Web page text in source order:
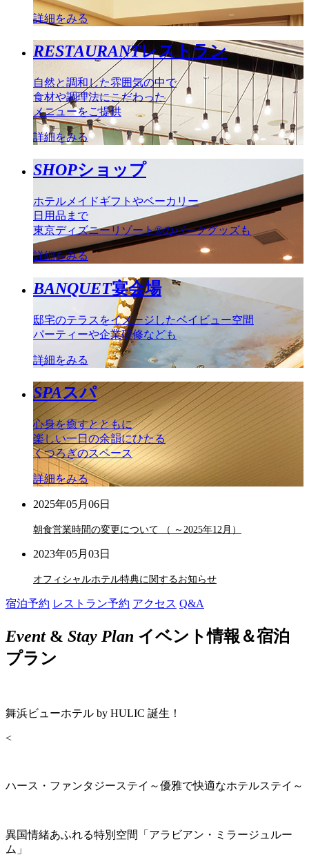
詳細をみる
RESTAURANTレストラン
自然と調和した雰囲気の中で
食材や調理法にこだわった
メニューをご提供
詳細をみる
SHOPショップ
ホテルメイドギフトやベーカリー
日用品まで
東京ディズニーリゾート®のパークグッズも
詳細をみる
BANQUET宴会場
邸宅のテラスをイメージしたベイビュー空間
パーティーや企業研修なども
詳細をみる
SPAスパ
心身を癒すとともに
楽しい一日の余韻にひたる
くつろぎのスペース
詳細をみる
2025年05月06日
朝食営業時間の変更について （ ～2025年12月）
2023年05月03日
オフィシャルホテル特典に関するお知らせ
宿泊予約 レストラン予約 アクセス Q&A
Event& Stay Plan イベント情報＆宿泊
プラン
舞浜ビューホテル by HULIC 誕生！
<
ハース・ファンタジーステイ～優雅で快適なホテルステイ～
異国情緒あふれる特別空間「アラビアン・ミラージュルー
ム」